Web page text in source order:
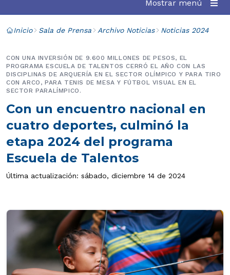
Mostrar menú
Inicio Sala de Prensa Archivo Noticias Noticias 2024
Con un encuentro nacional en
cuatro deportes, culminó la
etapa 2024 del programa
Escuela de Talentos
CON UNA INVERSIÓN DE 9.600 MILLONES DE PESOS, EL
PROGRAMA ESCUELA DE TALENTOS CERRÓ EL AÑO CON LAS
DISCIPLINAS DE ARQUERÍA EN EL SECTOR OLÍMPICO Y PARA TIRO
CON ARCO, PARA TENIS DE MESA Y FÚTBOL VISUAL EN EL
SECTOR PARALÍMPICO.
Última actualización: sábado, diciembre 14 de 2024